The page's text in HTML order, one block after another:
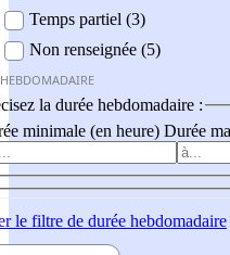
Temps partiel (3)
Non renseignée (5)
la durée hebdomadaire :
minimale (en heure) Durée
le filtre de durée hebdomadaire